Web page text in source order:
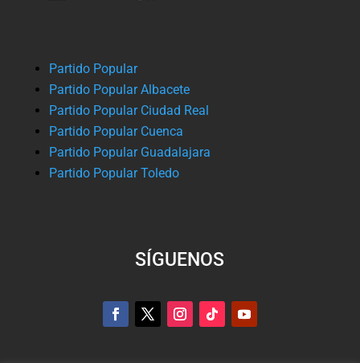
Partido Popular
Partido Popular Albacete
Partido Popular Ciudad Real
Partido Popular Cuenca
Partido Popular Guadalajara
Partido Popular Toledo
SÍGUENOS